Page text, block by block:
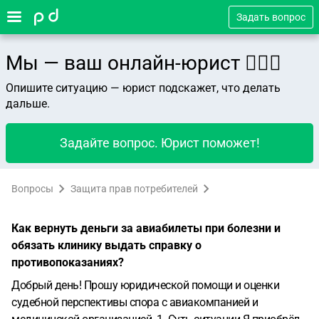
Задать вопрос
Мы — ваш онлайн-юрист 👨🏻‍⚖️
Опишите ситуацию — юрист подскажет, что делать
дальше.
Задайте вопрос. Юрист поможет!
Вопросы Защита прав потребителей
Как вернуть деньги за авиабилеты при болезни и
обязать клинику выдать справку о
противопоказаниях?
Добрый день! Прошу юридической помощи и оценки
судебной перспективы спора с авиакомпанией и